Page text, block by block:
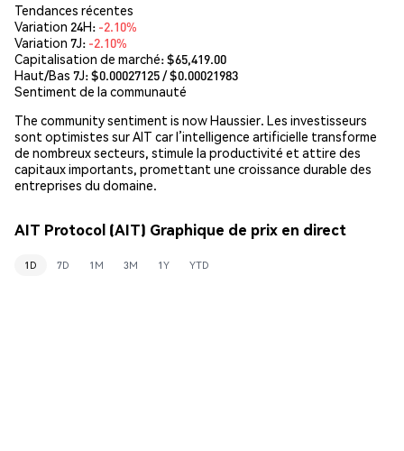
Tendances récentes
Variation 24H: -2.10%
Variation 7J: -2.10%
Capitalisation de marché:$65,419.00
Haut/Bas 7J: $0.00027125/ $0.00021983
Sentiment de la communauté
The community sentiment is now Haussier. Les investisseurs
sont optimistes sur AIT car l’intelligence artificielle transforme
de nombreux secteurs, stimule la productivité et attire des
capitaux importants, promettant une croissance durable des
entreprises du domaine.
AIT Protocol (AIT) Graphique de prix en direct
1D 7D 1M 3M 1Y YTD